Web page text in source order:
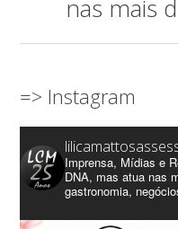
nas mais
=> Instagram
Imprensa, Mídias e
DNA, mas atua nas
gastronomia,